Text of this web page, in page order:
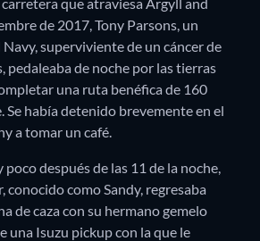
de 2017, Tony Parsons, un
superviviente de un cáncer de
pedaleaba de noche por las tierras
una ruta benéfica de 160
Se había detenido brevemente en el
a tomar un café.
después de las 11 de la noche,
conocido como Sandy, regresaba
de caza con su hermano gemelo
una Isuzu pickup con la que le